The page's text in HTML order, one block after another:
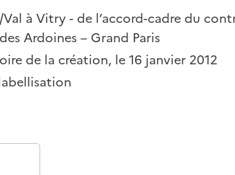
à Vitry - de l’accord-cadre du
Ardoines – Grand Paris
de la création, le 16 janvier 2012